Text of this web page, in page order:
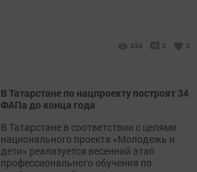
434 0 0
В Татарстане по нацпроекту построят 34
ФАПа до конца года
В Татарстане в соответствии с целями
национального проекта «Молодежь и
дети» реализуется весенний этап
профессионального обучения по